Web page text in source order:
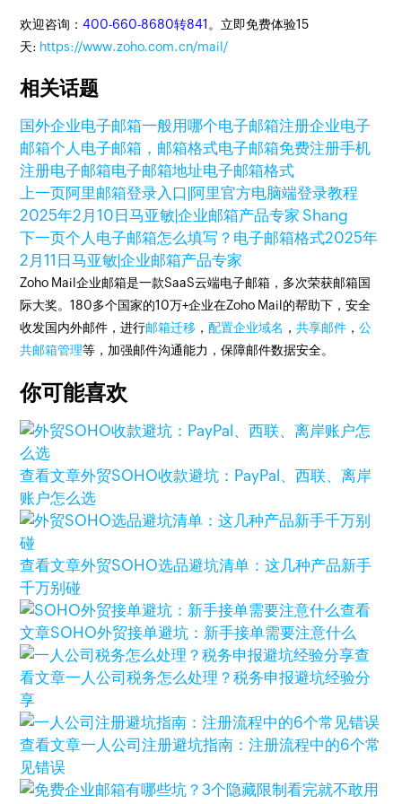
欢迎咨询：400-660-8680转841 。立即免费体验15
天: https://www.zoho.com.cn/mail/
相关话题
国外企业电子邮箱一般用哪个电子邮箱注册企业电子
邮箱个人电子邮箱，邮箱格式电子邮箱免费注册手机
注册电子邮箱电子邮箱地址电子邮箱格式
上一页阿里邮箱登录入口|阿里官方电脑端登录教程
2025年2月10日马亚敏|企业邮箱产品专家 Shang
下一页个人电子邮箱怎么填写？电子邮箱格式2025年
2月11日马亚敏|企业邮箱产品专家
Zoho Mail企业邮箱是一款SaaS云端电子邮箱，多次荣获邮箱国
际大奖。180多个国家的10万+企业在Zoho Mail的帮助下，安全
收发国内外邮件，进行邮箱迁移 ，配置企业域名 ，共享邮件 ，公
共邮箱管理等，加强邮件沟通能力，保障邮件数据安全。
你可能喜欢
查看文章外贸SOHO收款避坑：PayPal、西联、离岸
账户怎么选
查看文章外贸SOHO选品避坑清单：这几种产品新手
千万别碰
查看
文章SOHO外贸接单避坑：新手接单需要注意什么
查
看文章一人公司税务怎么处理？税务申报避坑经验分
享
查看文章一人公司注册避坑指南：注册流程中的6个常
见错误